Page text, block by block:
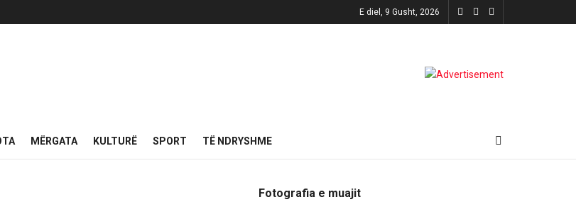
E diel, 9 Gusht, 2026
MËRGATA KULTURË SPORT TË NDRYSHME
Fotografia e muajit